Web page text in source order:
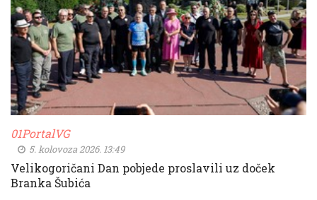
01PortalVG
5. kolovoza 2026. 13:49
Velikogoričani Dan pobjede proslavili uz doček
Branka Šubića